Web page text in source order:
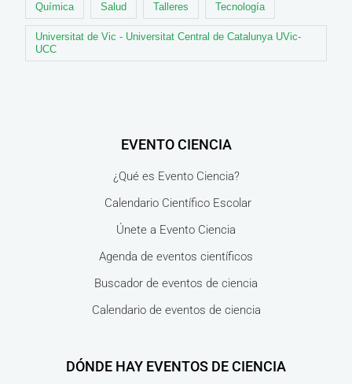
Química Salud Talleres Tecnología
Universitat de Vic - Universitat Central de Catalunya UVic-
UCC
EVENTO CIENCIA
¿Qué es Evento Ciencia?
Calendario Científico Escolar
Únete a Evento Ciencia
Agenda de eventos científicos
Buscador de eventos de ciencia
Calendario de eventos de ciencia
DÓNDE HAY EVENTOS DE CIENCIA